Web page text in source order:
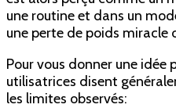
une routine et dans un
une perte de poids miracle
Pour vous donner une idée
utilisatrices disent
les limites observés: